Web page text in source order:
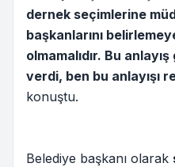
dernek seçimlerine
başkanlarını
olmamalıdır. Bu
verdi, ben bu anlayışı
konuştu.
Belediye başkanı olarak